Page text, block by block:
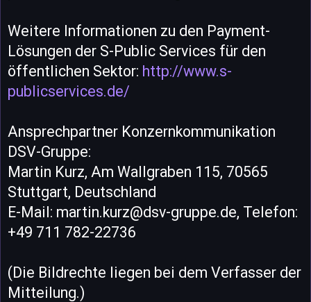
Weitere Informationen zu den Payment-
Lösungen der S-Public Services für den
öffentlichen Sektor: http://www.s-
publicservices.de/
Ansprechpartner Konzernkommunikation
DSV-Gruppe:
Martin Kurz, Am Wallgraben 115, 70565
Stuttgart, Deutschland
E-Mail: martin.kurz@dsv-gruppe.de, Telefon:
+49 711 782-22736
(Die Bildrechte liegen bei dem Verfasser der
Mitteilung.)